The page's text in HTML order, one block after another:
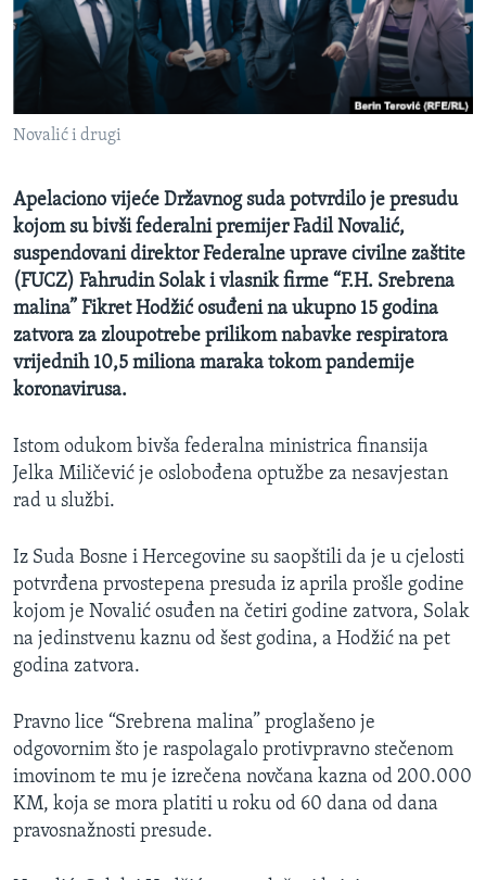
MAGAZIN
O GLASU AMERIKE
Learning English
Jezici
Novalić i drugi
Apelaciono vijeće Državnog suda potvrdilo je presudu
kojom su bivši federalni premijer Fadil Novalić,
suspendovani direktor Federalne uprave civilne zaštite
(FUCZ) Fahrudin Solak i vlasnik firme “F.H. Srebrena
malina” Fikret Hodžić osuđeni na ukupno 15 godina
zatvora za zloupotrebe prilikom nabavke respiratora
vrijednih 10,5 miliona maraka tokom pandemije
koronavirusa.
Istom odukom bivša federalna ministrica finansija
Jelka Miličević je oslobođena optužbe za nesavjestan
rad u službi.
Iz Suda Bosne i Hercegovine su saopštili da je u cjelosti
potvrđena prvostepena presuda iz aprila prošle godine
kojom je Novalić osuđen na četiri godine zatvora, Solak
na jedinstvenu kaznu od šest godina, a Hodžić na pet
godina zatvora.
Pravno lice “Srebrena malina” proglašeno je
odgovornim što je raspolagalo protivpravno stečenom
imovinom te mu je izrečena novčana kazna od 200.000
KM, koja se mora platiti u roku od 60 dana od dana
pravosnažnosti presude.